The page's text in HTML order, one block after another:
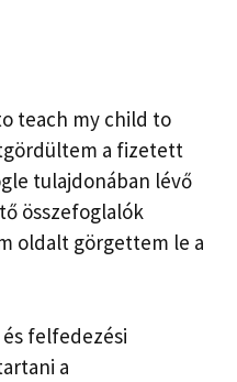
teach my child to
a fizetett
tulajdonában lévő
összefoglalók
oldalt görgettem le a
és felfedezési
a